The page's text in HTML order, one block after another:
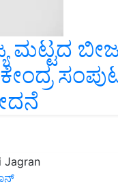
ಮಟ್ಟದ
Jagran